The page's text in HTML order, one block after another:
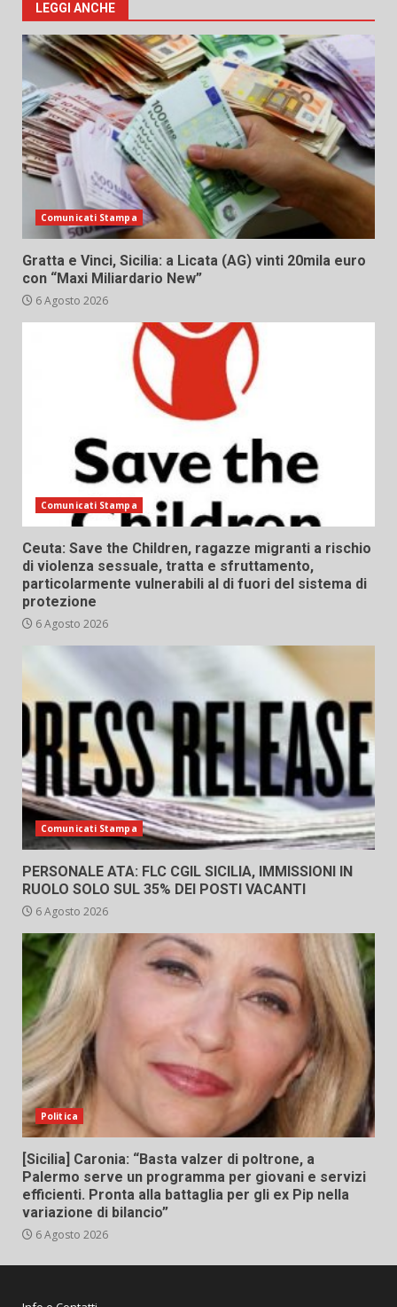
LEGGI ANCHE
Comunicati Stampa
Gratta e Vinci, Sicilia: a Licata (AG) vinti 20mila euro
con “Maxi Miliardario New”
6 Agosto 2026
Comunicati Stampa
Ceuta: Save the Children, ragazze migranti a rischio
di violenza sessuale, tratta e sfruttamento,
particolarmente vulnerabili al di fuori del sistema di
protezione
6 Agosto 2026
Comunicati Stampa
PERSONALE ATA: FLC CGIL SICILIA, IMMISSIONI IN
RUOLO SOLO SUL 35% DEI POSTI VACANTI
6 Agosto 2026
Politica
[Sicilia] Caronia: “Basta valzer di poltrone, a
Palermo serve un programma per giovani e servizi
efficienti. Pronta alla battaglia per gli ex Pip nella
variazione di bilancio”
6 Agosto 2026